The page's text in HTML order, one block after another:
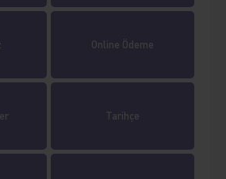
Online Ödeme
Tarihçe